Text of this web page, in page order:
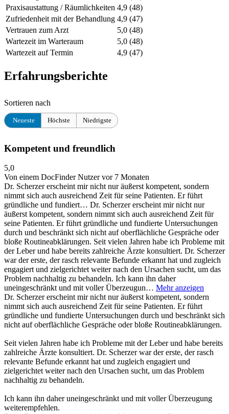
Praxisaustattung / Räumlichkeiten 4,9 (48)
Zufriedenheit mit der Behandlung 4,9 (47)
Vertrauen zum Arzt
5,0 (48)
Wartezeit im Warteraum
5,0 (48)
Wartezeit auf Termin
4,9 (47)
Erfahrungsberichte
Sortieren nach
Neueste Höchste Niedrigste
Kompetent und freundlich
5,0
Von einem DocFinder Nutzervor 7 Monaten
Dr. Scherzer erscheint mir nicht nur äußerst kompetent, sondern
nimmt sich auch ausreichend Zeit für seine Patienten. Er führt
gründliche und fundiert… Dr. Scherzer erscheint mir nicht nur
äußerst kompetent, sondern nimmt sich auch ausreichend Zeit für
seine Patienten. Er führt gründliche und fundierte Untersuchungen
durch und beschränkt sich nicht auf oberflächliche Gespräche oder
bloße Routineabklärungen. Seit vielen Jahren habe ich Probleme mit
der Leber und habe bereits zahlreiche Ärzte konsultiert. Dr. Scherzer
war der erste, der rasch relevante Befunde erkannt hat und zugleich
engagiert und zielgerichtet weiter nach den Ursachen sucht, um das
Problem nachhaltig zu behandeln. Ich kann ihn daher
uneingeschränkt und mit voller Überzeugun… Mehr anzeigen
Dr. Scherzer erscheint mir nicht nur äußerst kompetent, sondern
nimmt sich auch ausreichend Zeit für seine Patienten. Er führt
gründliche und fundierte Untersuchungen durch und beschränkt sich
nicht auf oberflächliche Gespräche oder bloße Routineabklärungen.
Seit vielen Jahren habe ich Probleme mit der Leber und habe bereits
zahlreiche Ärzte konsultiert. Dr. Scherzer war der erste, der rasch
relevante Befunde erkannt hat und zugleich engagiert und
zielgerichtet weiter nach den Ursachen sucht, um das Problem
nachhaltig zu behandeln.
Ich kann ihn daher uneingeschränkt und mit voller Überzeugung
weiterempfehlen.